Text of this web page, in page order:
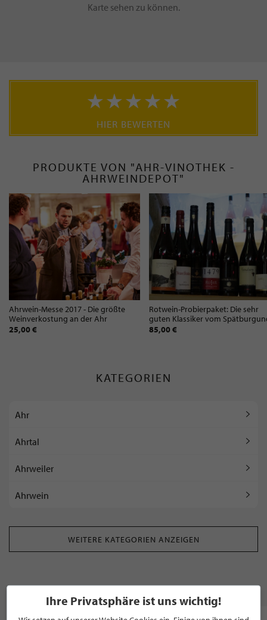
Karte sehen zu können.
HIER BEWERTEN
PRODUKTE VON "AHR-VINOTHEK -
AHRWEINDEPOT"
Ahrwein-Messe 2017 - Die größte
Weinverkostung an der Ahr
25,00 €
Rotwein-Probierpaket: Die sehr
guten Klassiker vom
85,00 €
KATEGORIEN
Ahr
Ahrtal
Ahrweiler
Ahrwein
WEITERE KATEGORIEN ANZEIGEN
Ihre Privatsphäre ist uns wichtig!